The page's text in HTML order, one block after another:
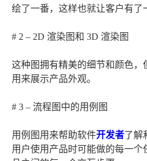
绘了一番，这样也就让客户有了
# 2 – 2D 渲染图和 3D 渲染图
这种图拥有精美的细节和颜色，
用来展示产品外观。
# 3 – 流程图中的用例图
用例图用来帮助软件开发者了解
用户使用产品时可能做的每一个